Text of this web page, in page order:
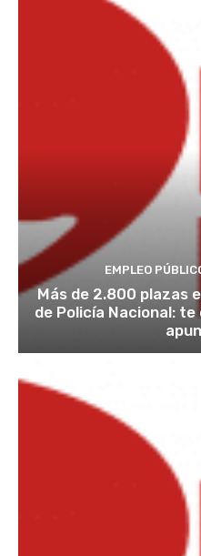
EMPLEO
Más de 2.800 plazas
de Policía Nacional: